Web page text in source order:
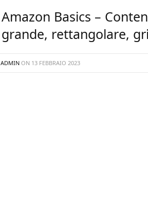
Amazon Basics –
grande, rettangolare,
ADMIN ON 13 FEBBRAIO 2023